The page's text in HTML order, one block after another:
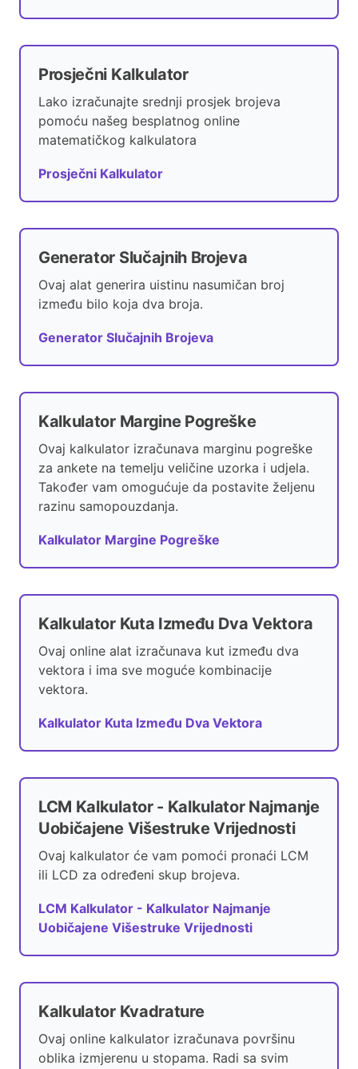
Prosječni Kalkulator
Lako izračunajte srednji prosjek brojeva
pomoću našeg besplatnog online
matematičkog kalkulatora
Prosječni Kalkulator
Generator Slučajnih Brojeva
Ovaj alat generira uistinu nasumičan broj
između bilo koja dva broja.
Generator Slučajnih Brojeva
Kalkulator Margine Pogreške
Ovaj kalkulator izračunava marginu pogreške
za ankete na temelju veličine uzorka i udjela.
Također vam omogućuje da postavite željenu
razinu samopouzdanja.
Kalkulator Margine Pogreške
Kalkulator Kuta Između Dva Vektora
Ovaj online alat izračunava kut između dva
vektora i ima sve moguće kombinacije
vektora.
Kalkulator Kuta Između Dva Vektora
LCM Kalkulator - Kalkulator Najmanje
Uobičajene Višestruke Vrijednosti
Ovaj kalkulator će vam pomoći pronaći LCM
ili LCD za određeni skup brojeva.
LCM Kalkulator - Kalkulator Najmanje
Uobičajene Višestruke Vrijednosti
Kalkulator Kvadrature
Ovaj online kalkulator izračunava površinu
oblika izmjerenu u stopama. Radi sa svim